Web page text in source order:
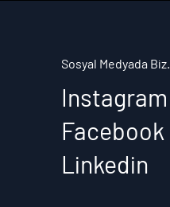
Sosyal Medyada Biz...
Instagram
Facebook
Linkedin